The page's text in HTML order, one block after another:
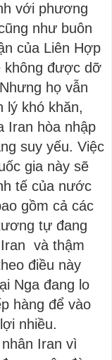
với phương
như buôn
của Liên Hợp
không được dỡ
họ vẫn
lý khó khăn,
Iran hòa nhập
suy yếu. Việc
gia này sẽ
tế của nước
gồm cả các
tự đang
và thậm
điều này
Nga đang lo
hàng để vào
nhiều.
Iran vì